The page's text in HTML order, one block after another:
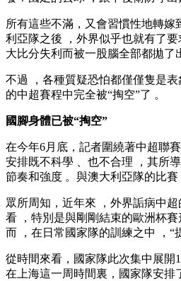
所有這些不滿 ，又會習慣性地轉嫁
利亞隊之後 ，外界似乎也就有了要
大比分失利而被一股腦全部都拋了出來
不過 ，各種質疑恐怕都僅僅隻是表
的中超賽程中完全被“掏空”了 。
國腳身體已被“掏空”
在今年6月底，記者圍繞著中超聯
安排既不科學 、也不合理 ，其
節奏和強度 。與澳大利亞隊的比賽
眾所周知，近年來 ，外界詬病中
看  ，特別是與剛剛結束的歐洲杯賽
而 ，在日常國家隊的訓練之中 ，
從時間來看，國家隊此次集中展開
在上海這一周時間裏，國家隊安